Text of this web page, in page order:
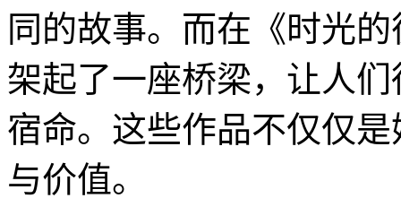
同的故事。而在《时光
架起了一座桥梁，让人
宿命。这些作品不仅仅
与价值。